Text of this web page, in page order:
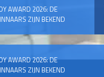
AWARD 2026: DE
ZIJN BEKEND
AWARD 2026: DE
ZIJN BEKEND